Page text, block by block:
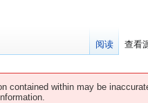
within may be
阅读 查看